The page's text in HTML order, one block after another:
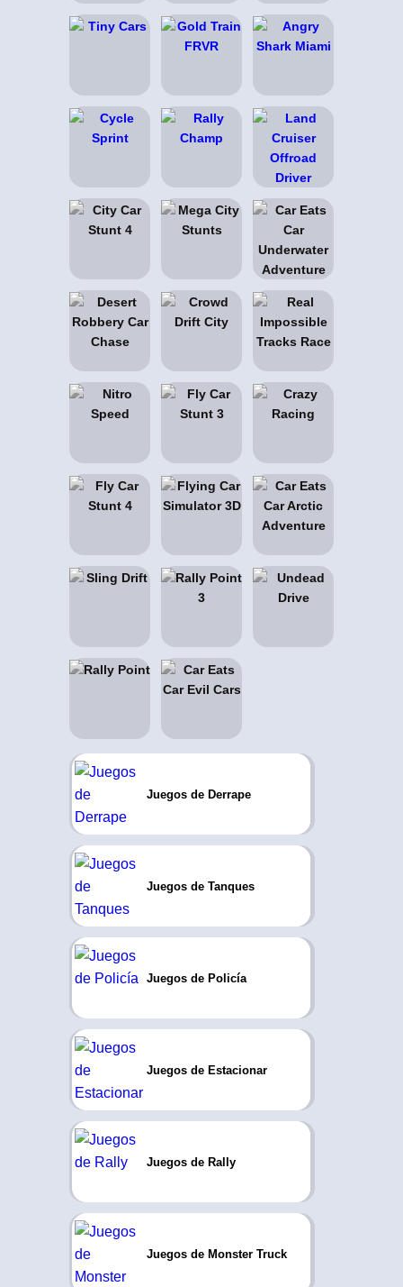
Juegos de Derrape
Juegos de Tanques
Juegos de Policía
Juegos de Estacionar
Juegos de Rally
Juegos de Monster Truck